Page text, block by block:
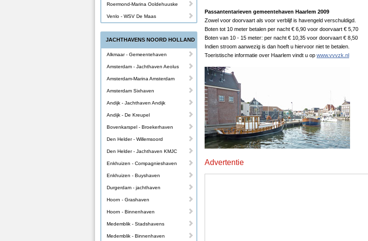
Passantentarieven gemeentehaven Haarlem 2009
Zowel voor doorvaart als voor verblijf is havengeld verschuldigd.
Boten tot 10 meter betalen per nacht € 6,90 voor doorvaart € 5,70
Boten van 10 - 15 meter: per nacht € 10,35 voor doorvaart € 8,50
Indien stroom aanwezig is dan hoeft u hiervoor niet te betalen.
Toeristische informatie over Haarlem vindt u op www.vvvzk.nl
Advertentie
Roermond-Marina Ooldehuuske
Venlo - WSV De Maas
JACHTHAVENS NOORD HOLLAND
Alkmaar - Gemeentehaven
Amsterdam - Jachthaven Aeolus
Amsterdam-Marina Amsterdam
Amsterdam Sixhaven
Andijk - Jachthaven Andijk
Andijk - De Kreupel
Bovenkarspel - Broekerhaven
Den Helder - Willemsoord
Den Helder - Jachthaven KMJC
Enkhuizen - Compagnieshaven
Enkhuizen - Buyshaven
Durgerdam - jachthaven
Hoorn - Grashaven
Hoorn - Binnenhaven
Medemblik - Stadshavens
Medemblik - Binnenhaven